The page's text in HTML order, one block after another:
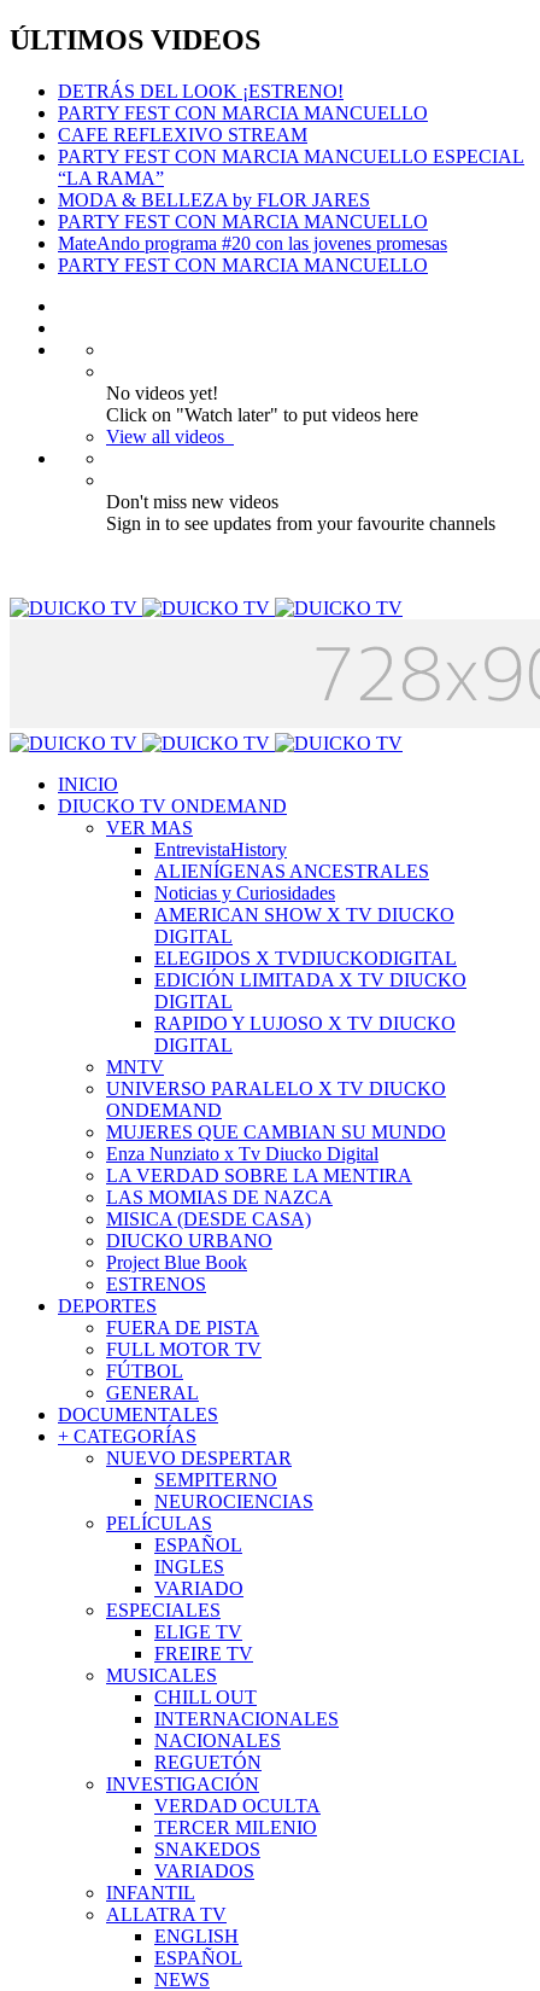
ÚLTIMOS VIDEOS
DETRÁS DEL LOOK ¡ESTRENO!
PARTY FEST CON MARCIA MANCUELLO
CAFE REFLEXIVO STREAM
PARTY FEST CON MARCIA MANCUELLO ESPECIAL
“LA RAMA”
MODA & BELLEZA by FLOR JARES
PARTY FEST CON MARCIA MANCUELLO
MateAndo programa #20 con las jovenes promesas
PARTY FEST CON MARCIA MANCUELLO
No videos yet!
Click on "Watch later" to put videos here
View all videos
Don't miss new videos
Sign in to see updates from your favourite channels
INICIO
DIUCKO TV ONDEMAND
VER MAS
EntrevistaHistory
ALIENÍGENAS ANCESTRALES
Noticias y Curiosidades
AMERICAN SHOW X TV DIUCKO
DIGITAL
ELEGIDOS X TVDIUCKODIGITAL
EDICIÓN LIMITADA X TV DIUCKO
DIGITAL
RAPIDO Y LUJOSO X TV DIUCKO
DIGITAL
MNTV
UNIVERSO PARALELO X TV DIUCKO
ONDEMAND
MUJERES QUE CAMBIAN SU MUNDO
Enza Nunziato x Tv Diucko Digital
LA VERDAD SOBRE LA MENTIRA
LAS MOMIAS DE NAZCA
MISICA (DESDE CASA)
DIUCKO URBANO
Project Blue Book
ESTRENOS
DEPORTES
FUERA DE PISTA
FULL MOTOR TV
FÚTBOL
GENERAL
DOCUMENTALES
+ CATEGORÍAS
NUEVO DESPERTAR
SEMPITERNO
NEUROCIENCIAS
PELÍCULAS
ESPAÑOL
INGLES
VARIADO
ESPECIALES
ELIGE TV
FREIRE TV
MUSICALES
CHILL OUT
INTERNACIONALES
NACIONALES
REGUETÓN
INVESTIGACIÓN
VERDAD OCULTA
TERCER MILENIO
SNAKEDOS
VARIADOS
INFANTIL
ALLATRA TV
ENGLISH
ESPAÑOL
NEWS